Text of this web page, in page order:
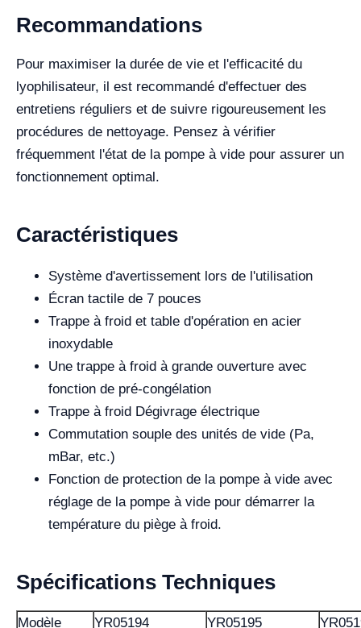
Recommandations
Pour maximiser la durée de vie et l'efficacité du
lyophilisateur, il est recommandé d'effectuer des
entretiens réguliers et de suivre rigoureusement les
procédures de nettoyage. Pensez à vérifier
fréquemment l'état de la pompe à vide pour assurer un
fonctionnement optimal.
Caractéristiques
Système d'avertissement lors de l'utilisation
Écran tactile de 7 pouces
Trappe à froid et table d'opération en acier
inoxydable
Une trappe à froid à grande ouverture avec
fonction de pré-congélation
Trappe à froid Dégivrage électrique
Commutation souple des unités de vide (Pa,
mBar, etc.)
Fonction de protection de la pompe à vide avec
réglage de la pompe à vide pour démarrer la
température du piège à froid.
Spécifications Techniques
Modèle YR05194 YR05195